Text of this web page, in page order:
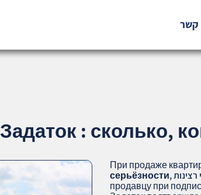
קשר
Задаток : сколько,
При продаже
продавцу при